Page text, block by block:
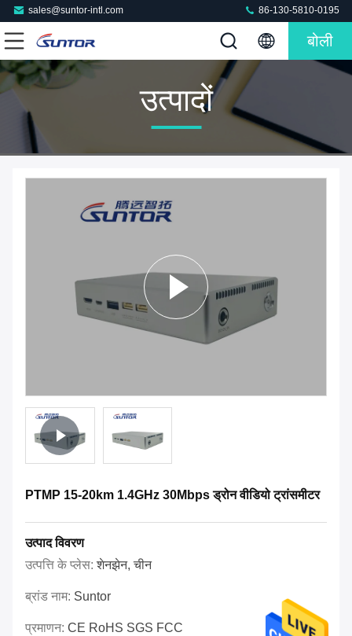
sales@suntor-intl.com 86-130-5810-0195
बोली
उत्पादों
PTMP 15-20km 1.4GHz 30Mbps ड्रोन वीडियो ट्रांसमीटर
उत्पाद विवरण
उत्पत्ति के प्लेस:शेनझेन, चीन
ब्रांड नाम: Suntor
प्रमाणन: CE RoHS SGS FCC